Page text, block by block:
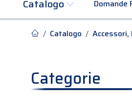
Catalogo Domande
Catalogo Accessori,
Categorie